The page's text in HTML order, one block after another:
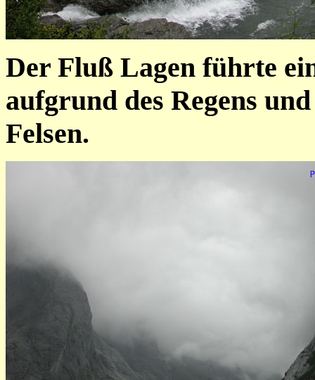
Der Fluß Lagen führte
aufgrund des Regens
Felsen.